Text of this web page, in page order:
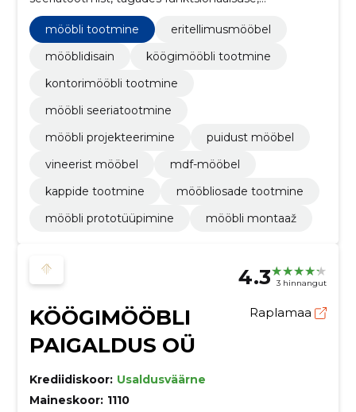
mööbli tootmine
eritellimusmööbel
mööblidisain
köögimööbli tootmine
kontorimööbli tootmine
mööbli seeriatootmine
mööbli projekteerimine
puidust mööbel
vineerist mööbel
mdf-mööbel
kappide tootmine
mööbliosade tootmine
mööbli prototüüpimine
mööbli montaaž
4.3 3 hinnangut
KÖÖGIMÖÖBLI
PAIGALDUS OÜ
Raplamaa
Krediidiskoor: Usaldusväärne
Maineskoor: 1110